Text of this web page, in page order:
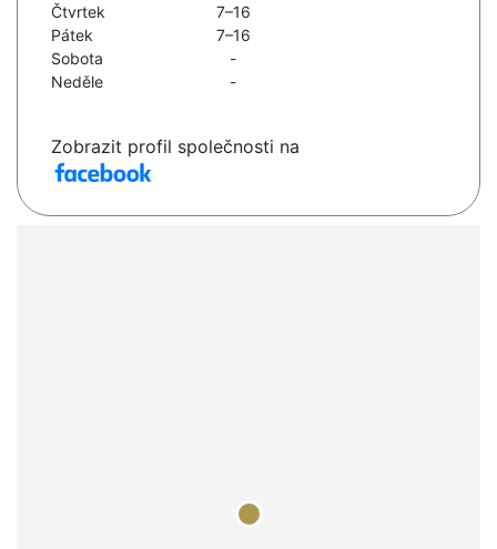
Čtvrtek
7–16
Pátek
7–16
Sobota
-
Neděle
-
Zobrazit profil společnosti na